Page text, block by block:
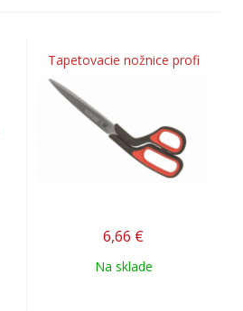
Tapetovacie nožnice profi
6,66 €
Na sklade